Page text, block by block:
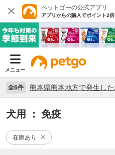
ペットゴーの公式アプリ
アプリからの購入でポイント2倍
メニュー
全6件
犬用 ： 免疫
在庫あり